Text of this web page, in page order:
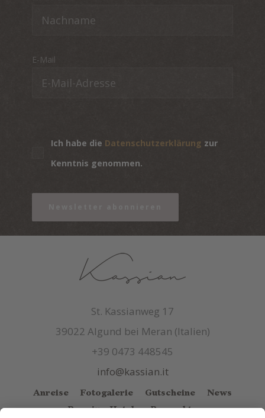
E-Mail
Ich habe die Datenschutzerklärung zur
Kenntnis genommen.
St. Kassianweg 17
39022 Algund bei Meran (Italien)
+39 0473 448545
info@kassian.it
Anreise Fotogalerie Gutscheine
News
Premium Hotels
Prospekte